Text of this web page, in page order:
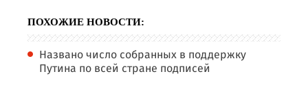
ПОХОЖИЕ НОВОСТИ:
Названо число собранных в поддержку
Путина по всей стране подписей